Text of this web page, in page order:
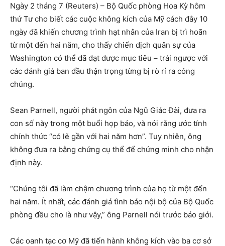
Ngày 2 tháng 7 (Reuters) – Bộ Quốc phòng Hoa Kỳ hôm
thứ Tư cho biết các cuộc không kích của Mỹ cách đây 10
ngày đã khiến chương trình hạt nhân của Iran bị trì hoãn
từ một đến hai năm, cho thấy chiến dịch quân sự của
Washington có thể đã đạt được mục tiêu – trái ngược với
các đánh giá ban đầu thận trọng từng bị rò rỉ ra công
chúng.
Sean Parnell, người phát ngôn của Ngũ Giác Đài, đưa ra
con số này trong một buổi họp báo, và nói rằng ước tính
chính thức “có lẽ gần với hai năm hơn”. Tuy nhiên, ông
không đưa ra bằng chứng cụ thể để chứng minh cho nhận
định này.
“Chúng tôi đã làm chậm chương trình của họ từ một đến
hai năm. Ít nhất, các đánh giá tình báo nội bộ của Bộ Quốc
phòng đều cho là như vậy,” ông Parnell nói trước báo giới.
Các oanh tạc cơ Mỹ đã tiến hành không kích vào ba cơ sở